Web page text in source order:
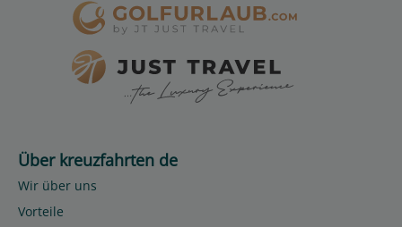
Über kreuzfahrten de
Wir über uns
Vorteile